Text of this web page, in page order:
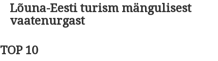
Lõuna-Eesti turism mängulisest
vaatenurgast
TOP 10